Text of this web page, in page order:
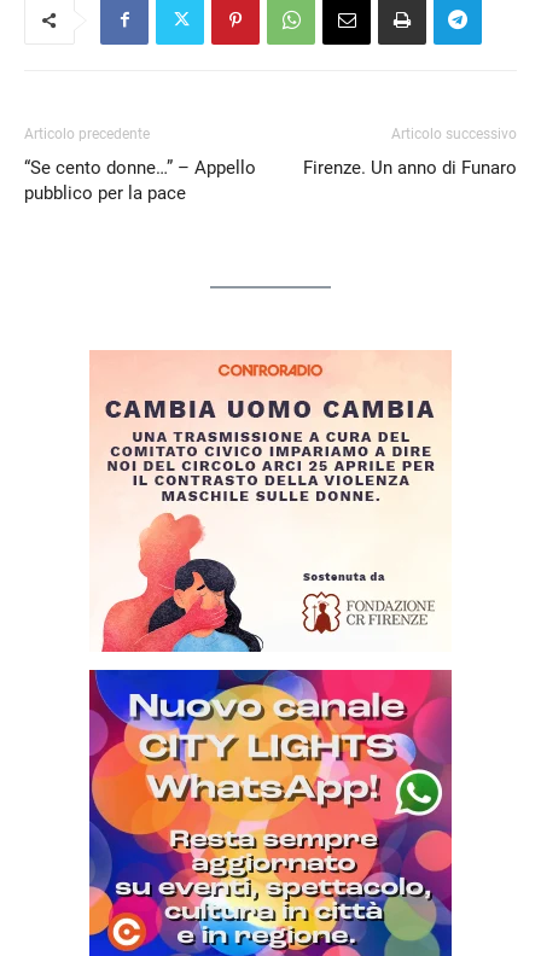
Articolo precedente
“Se cento donne…” – Appello
pubblico per la pace
Articolo successivo
Firenze. Un anno di Funaro